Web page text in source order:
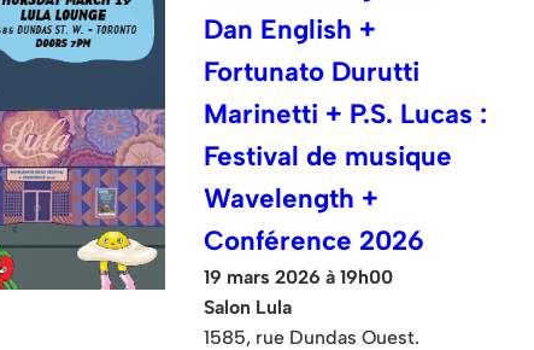
Dan English +
Fortunato Durutti
Marinetti + P.S. Lucas :
Festival de musique
Wavelength +
Conférence 2026
19 mars 2026 à 19h00
Salon Lula
1585, rue Dundas Ouest.